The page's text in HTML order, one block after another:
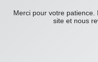
Merci pour votre
site et nous